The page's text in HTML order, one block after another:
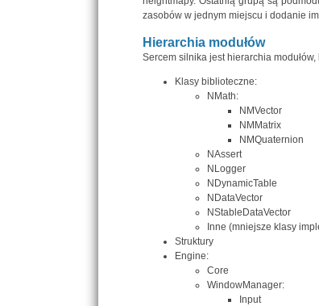
zasobów w jednym miejscu i dodanie
Hierarchia modułów
Sercem silnika jest hierarchia
Klasy biblioteczne:
NMath:
NMVector
NMMatrix
NMQuaternion
NAssert
NLogger
NDynamicTable
NDataVector
NStableDataVector
Inne (mniejsze klasy
Struktury
Engine:
Core
WindowManager:
Input